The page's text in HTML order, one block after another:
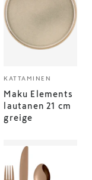
KATTAMINEN
Maku Elements
lautanen 21 cm
greige